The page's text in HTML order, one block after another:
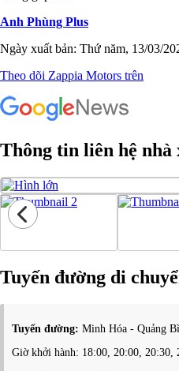
Anh Phùng Plus
Ngày xuất bản: Thứ năm, 13/03/
Theo dõi Zappia Motors trên
Thông tin liên hệ nhà
Tuyến đường di
Tuyến đường: Minh Hóa - Quảng
Giờ khởi hành: 18:00, 20:00, 20:30,